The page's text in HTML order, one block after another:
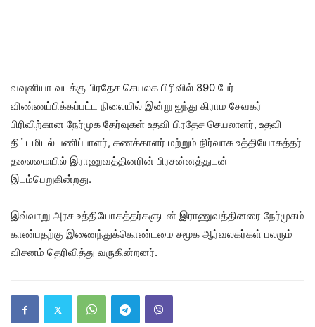
வவுனியா வடக்கு பிரதேச செயலக பிரிவில் 890 பேர்
விண்ணப்பிக்கப்பட்ட நிலையில் இன்று ஐந்து கிராம சேவகர்
பிரிவிற்கான நேர்முக தேர்வுகள் உதவி பிரதேச செயலாளர், உதவி
திட்டமிடல் பணிப்பாளர், கணக்காளர் மற்றும் நிர்வாக உத்தியோகத்தர்
தலைமையில் இராணுவத்தினரின் பிரசன்னத்துடன்
இடம்பெறுகின்றது.
இவ்வாறு அரச உத்தியோகத்தர்களுடன் இராணுவத்தினரை நேர்முகம்
காண்பதற்கு இணைந்துக்கொண்டமை சமூக ஆர்வலகர்கள் பலரும்
விசனம் தெரிவித்து வருகின்றனர்.